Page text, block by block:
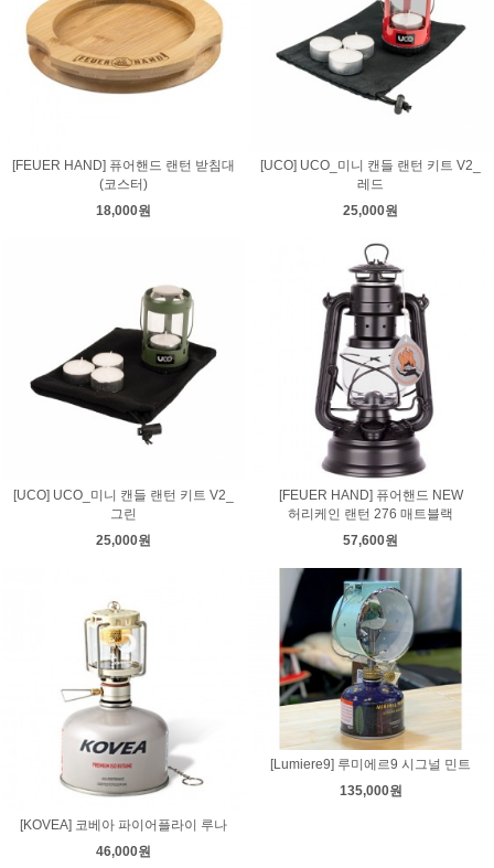
[FEUER HAND] 퓨어핸드 랜턴 받침대
(코스터)
18,000원
[UCO] UCO_미니 캔들 랜턴 키트 V2_
레드
25,000원
[UCO] UCO_미니 캔들 랜턴 키트 V2_
그린
25,000원
[FEUER HAND] 퓨어핸드 NEW
허리케인 랜턴 276 매트블랙
57,600원
[KOVEA] 코베아 파이어플라이 루나
46,000원
[Lumiere9] 루미에르9 시그널 민트
135,000원